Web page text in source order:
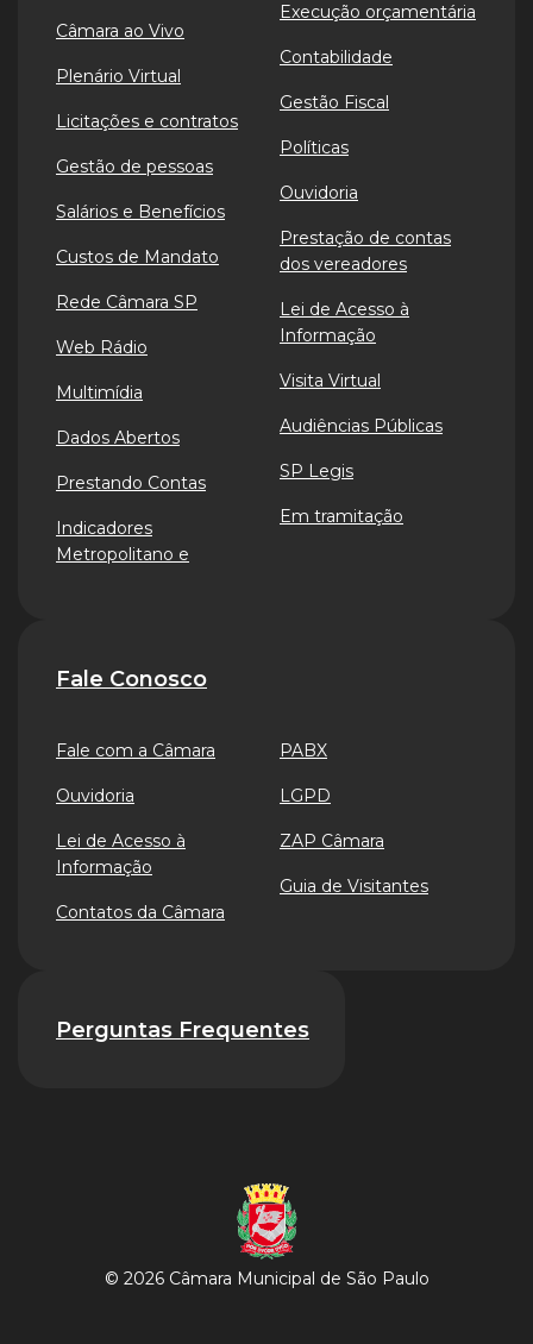
Câmara ao Vivo
Plenário Virtual
Licitações e contratos
Gestão de pessoas
Salários e Benefícios
Custos de Mandato
Rede Câmara SP
Web Rádio
Multimídia
Dados Abertos
Prestando Contas
Indicadores
Metropolitano e
Execução orçamentária
Contabilidade
Gestão Fiscal
Políticas
Ouvidoria
Prestação de contas
dos vereadores
Lei de Acesso à
Informação
Visita Virtual
Audiências Públicas
SP Legis
Em tramitação
Fale Conosco
Fale com a Câmara
Ouvidoria
Lei de Acesso à
Informação
Contatos da Câmara
PABX
LGPD
ZAP Câmara
Guia de Visitantes
Perguntas Frequentes
© 2026 Câmara Municipal de São Paulo